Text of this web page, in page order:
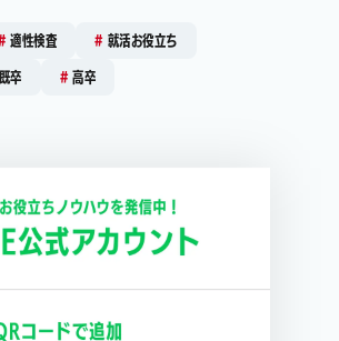
適性検査 就活お役立ち
既卒 高卒